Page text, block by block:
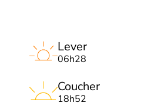
Lever
06h28
Coucher
18h52